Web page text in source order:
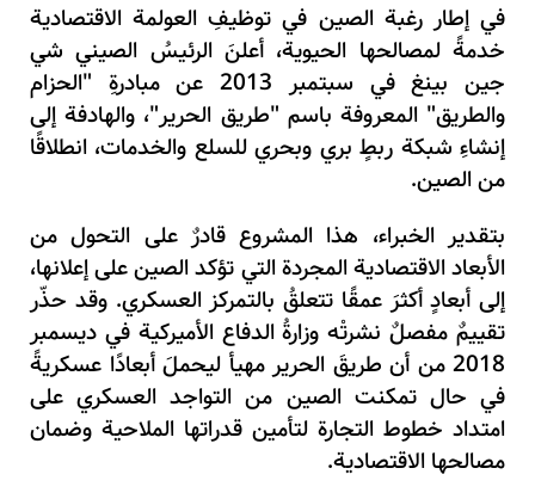
في إطار رغبة الصين في توظيفِ العولمة الاقتصادية
خدمةً لمصالحها الحيوية، أعلنَ الرئيسُ الصيني شي
جين بينغ في سبتمبر 2013 عن مبادرةِ "الحزام
والطريق" المعروفة باسم "طريق الحرير"، والهادفة إلى
إنشاءِ شبكة ربطٍ بري وبحري للسلع والخدمات، انطلاقًا
من الصين.
بتقدير الخبراء، هذا المشروع قادرٌ على التحول من
الأبعاد الاقتصادية المجردة التي تؤكد الصين على إعلانها،
إلى أبعادٍ أكثرَ عمقًا تتعلقُ بالتمركز العسكري. وقد حذّر
تقييمٌ مفصلٌ نشرتْه وزارةُ الدفاع الأميركية في ديسمبر
2018 من أن طريقَ الحرير مهيأ ليحملَ أبعادًا عسكريةً
في حال تمكنت الصين من التواجد العسكري على
امتداد خطوط التجارة لتأمين قدراتها الملاحية وضمان
مصالحها الاقتصادية.